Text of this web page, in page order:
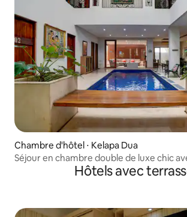
Chambre d'hôtel ⋅ Kelapa Dua
Séjour en chambre double de luxe chic
Hôtels avec